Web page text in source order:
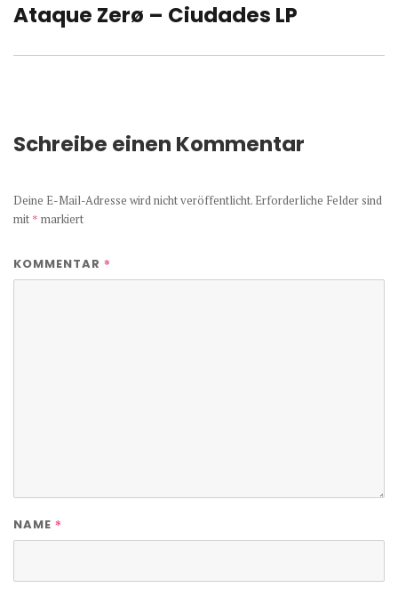
Nächster
Ataque Zerø – Ciudades LP
Schreibe einen Kommentar
Deine E-Mail-Adresse wird nicht veröffentlicht. Erforderliche Felder sind
mit * markiert
KOMMENTAR *
NAME *